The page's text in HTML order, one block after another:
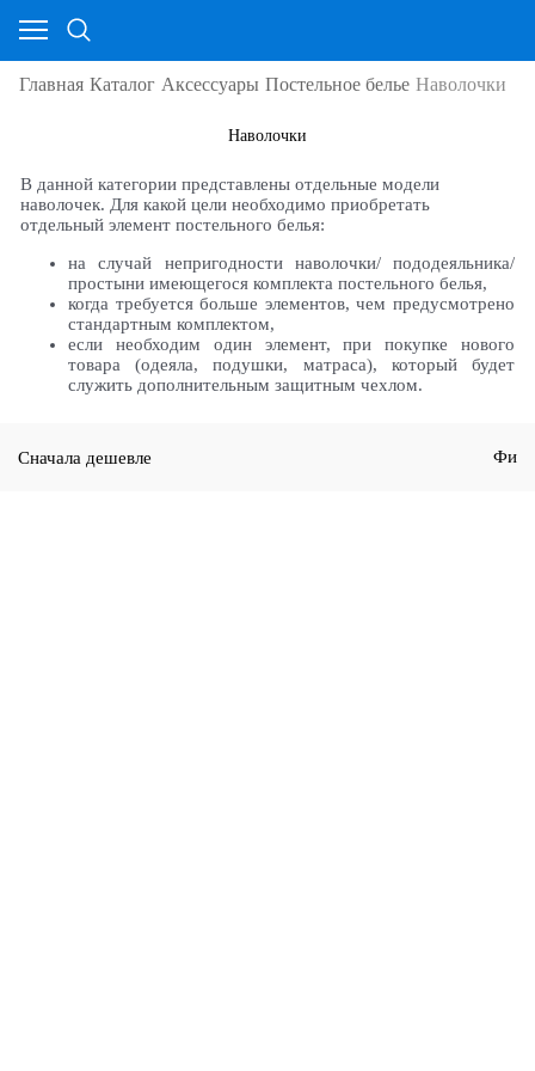
Главная Каталог Аксессуары Постельное белье Наволочки
Наволочки
В данной категории представлены отдельные модели
наволочек. Для какой цели необходимо приобретать
отдельный элемент постельного белья:
на случай непригодности наволочки/ пододеяльника/
простыни имеющегося комплекта постельного белья,
когда требуется больше элементов, чем предусмотрено
стандартным комплектом,
если необходим один элемент, при покупке нового
товара (одеяла, подушки, матраса), который будет
служить дополнительным защитным чехлом.
Сначала дешевле Фи